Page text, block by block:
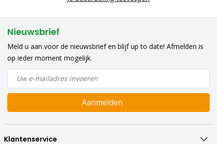
Nieuwsbrief
Meld u aan voor de nieuwsbrief en blijf up to date! Afmelden is
op ieder moment mogelijk.
Aanmelden
Klantenservice